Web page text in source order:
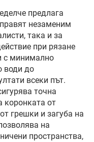
предлага
незаменим
така и за
при рязане
с минимално
води до
всеки път.
точна
коронката от
грешки и загуба на
на
пространства,